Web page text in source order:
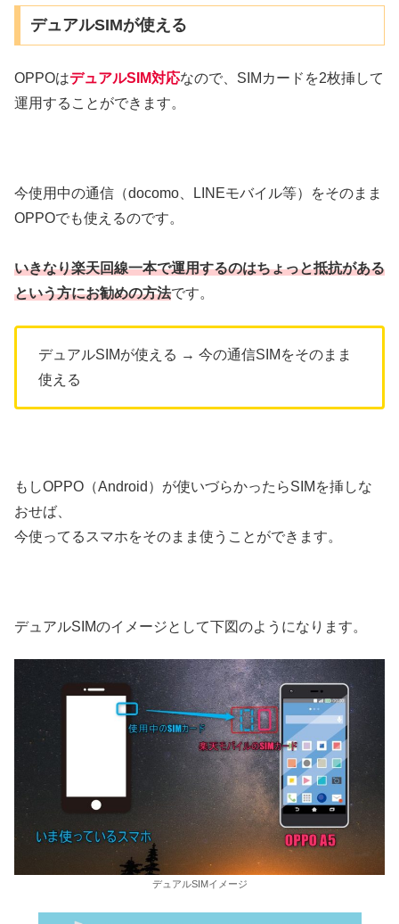
デュアルSIMが使える
OPPOはデュアルSIM対応なので、SIMカードを2枚挿して
運用することができます。
今使用中の通信（docomo、LINEモバイル等）をそのまま
OPPOでも使えるのです。
いきなり楽天回線一本で運用するのはちょっと抵抗がある
という方にお勧めの方法です。
デュアルSIMが使える → 今の通信SIMをそのまま
使える
もしOPPO（Android）が使いづらかったらSIMを挿しな
おせば、
今使ってるスマホをそのまま使うことができます。
デュアルSIMのイメージとして下図のようになります。
デュアルSIMイメージ